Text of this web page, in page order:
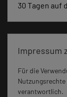
30 Tagen auf
Impressum
Für die
verantwortlich.